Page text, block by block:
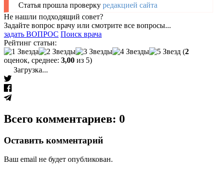
Статья прошла проверку редакцией сайта
Не нашли подходящий совет?
Задайте вопрос врачу или смотрите все вопросы...
задать ВОПРОС Поиск врача
Рейтинг статьи:
(2
оценок, среднее: 3,00 из 5)
Загрузка...
Всего комментариев: 0
Оставить комментарий
Ваш email не будет опубликован.